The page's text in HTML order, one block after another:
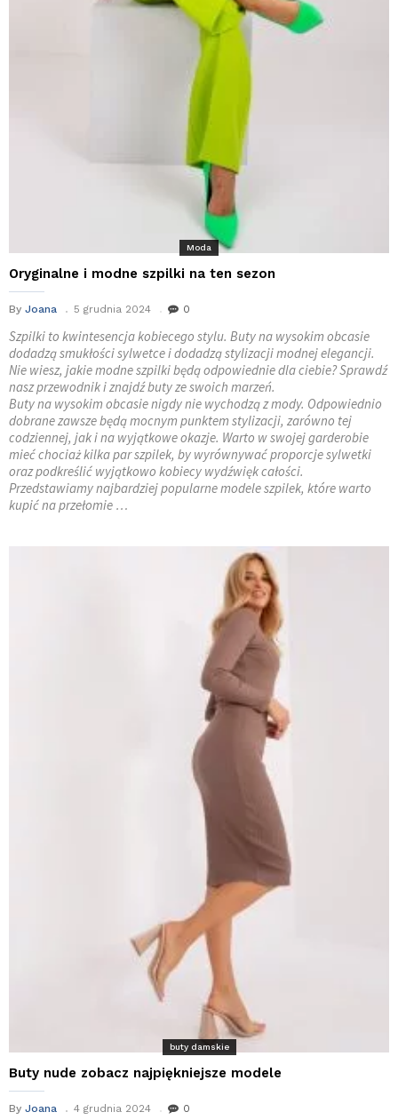
Moda
Oryginalne i modne szpilki na ten sezon
By Joana 5 grudnia 2024 0
Szpilki to kwintesencja kobiecego stylu. Buty na wysokim obcasie
dodadzą smukłości sylwetce i dodadzą stylizacji modnej elegancji.
Nie wiesz, jakie modne szpilki będą odpowiednie dla ciebie? Sprawdź
nasz przewodnik i znajdź buty ze swoich marzeń.
Buty na wysokim obcasie nigdy nie wychodzą z mody. Odpowiednio
dobrane zawsze będą mocnym punktem stylizacji, zarówno tej
codziennej, jak i na wyjątkowe okazje. Warto w swojej garderobie
mieć chociaż kilka par szpilek, by wyrównywać proporcje sylwetki
oraz podkreślić wyjątkowo kobiecy wydźwięk całości.
Przedstawiamy najbardziej popularne modele szpilek, które warto
kupić na przełomie …
buty damskie
Buty nude zobacz najpiękniejsze modele
By Joana 4 grudnia 2024 0